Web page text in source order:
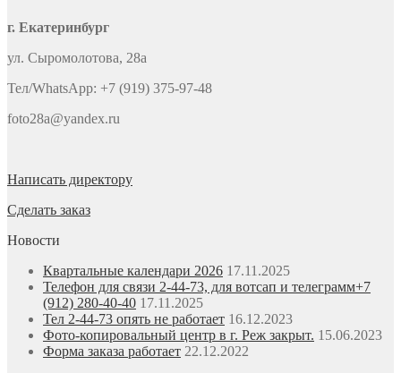
г. Екатеринбург
ул. Сыромолотова, 28а
Тел/WhatsApp: +7 (919) 375-97-48
foto28a@yandex.ru
Написать директору
Сделать заказ
Новости
Квартальные календари 2026 17.11.2025
Телефон для связи 2-44-73, для вотсап и телеграмм+7
(912) 280-40-40 17.11.2025
Тел 2-44-73 опять не работает 16.12.2023
Фото-копировальный центр в г. Реж закрыт. 15.06.2023
Форма заказа работает 22.12.2022